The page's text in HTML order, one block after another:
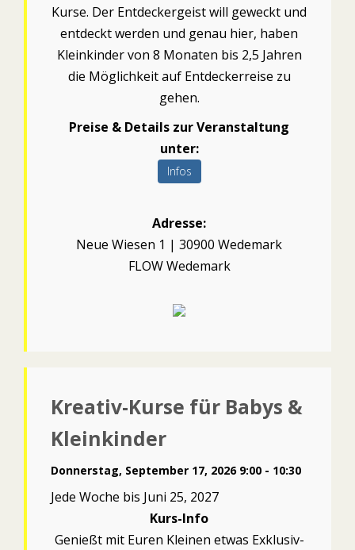
Kurse. Der Entdeckergeist will geweckt und
entdeckt werden und genau hier, haben
Kleinkinder von 8 Monaten bis 2,5 Jahren
die Möglichkeit auf Entdeckerreise zu
gehen.
Preise & Details zur Veranstaltung
unter:
Infos
Adresse:
Neue Wiesen 1 | 30900 Wedemark
FLOW Wedemark
Kreativ-Kurse für Babys &
Kleinkinder
Donnerstag, September 17, 2026 9:00 - 10:30
Jede Woche bis Juni 25, 2027
Kurs-Info
Genießt mit Euren Kleinen etwas Exklusiv-